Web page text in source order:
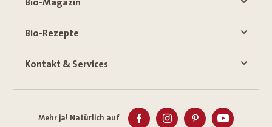
Bio-Magazin
Bio-Rezepte
Kontakt & Services
Mehr ja! Natürlich auf